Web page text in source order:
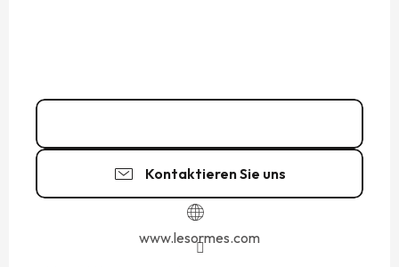
Kontaktieren Sie uns
www.lesormes.com